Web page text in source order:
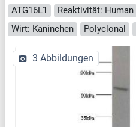
ATG16L1 Reaktivität: Human
Wirt: Kaninchen
Polyclonal
3 Abbildungen